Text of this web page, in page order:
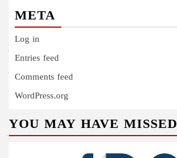
META
Log in
Entries feed
Comments feed
WordPress.org
YOU MAY HAVE MISSED